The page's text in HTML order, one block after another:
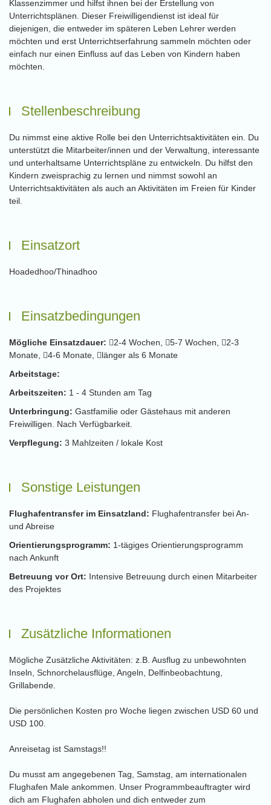
Klassenzimmer und hilfst ihnen bei der Erstellung von
Unterrichtsplänen. Dieser Freiwilligendienst ist ideal für
diejenigen, die entweder im späteren Leben Lehrer werden
möchten und erst Unterrichtserfahrung sammeln möchten oder
einfach nur einen Einfluss auf das Leben von Kindern haben
möchten.
Stellenbeschreibung
Du nimmst eine aktive Rolle bei den Unterrichtsaktivitäten ein. Du
unterstützt die Mitarbeiter/innen und der Verwaltung, interessante
und unterhaltsame Unterrichtspläne zu entwickeln. Du hilfst den
Kindern zweisprachig zu lernen und nimmst sowohl an
Unterrichtsaktivitäten als auch an Aktivitäten im Freien für Kinder
teil.
Einsatzort
Hoadedhoo/Thinadhoo
Einsatzbedingungen
Mögliche Einsatzdauer: 2-4 Wochen, 5-7 Wochen,
2-3
Monate,
4-6 Monate,
länger als 6 Monate
Arbeitstage:
Arbeitszeiten: 1 - 4 Stunden am Tag
Unterbringung: Gastfamilie oder Gästehaus mit anderen
Freiwilligen. Nach Verfügbarkeit.
Verpflegung: 3 Mahlzeiten / lokale Kost
Sonstige Leistungen
Flughafentransfer im Einsatzland: Flughafentransfer bei An-
und Abreise
Orientierungsprogramm: 1-tägiges Orientierungsprogramm
nach Ankunft
Betreuung vor Ort: Intensive Betreuung durch einen Mitarbeiter
des Projektes
Zusätzliche Informationen
Mögliche Zusätzliche Aktivitäten: z.B. Ausflug zu unbewohnten
Inseln, Schnorchelausflüge, Angeln, Delfinbeobachtung,
Grillabende.
Die persönlichen Kosten pro Woche liegen zwischen USD 60 und
USD 100.
Anreisetag ist Samstags!!
Du musst am angegebenen Tag, Samstag, am internationalen
Flughafen Male ankommen. Unser Programmbeauftragter wird
dich am Flughafen abholen und dich entweder zum